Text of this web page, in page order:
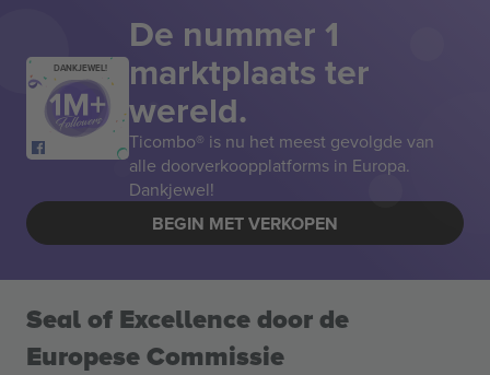
DANKJEWEL!
De nummer 1
marktplaats ter
wereld.
Ticombo® is nu het meest gevolgde van
alle doorverkoopplatforms in Europa.
Dankjewel!
BEGIN MET VERKOPEN
Seal of Excellence door de
Europese Commissie